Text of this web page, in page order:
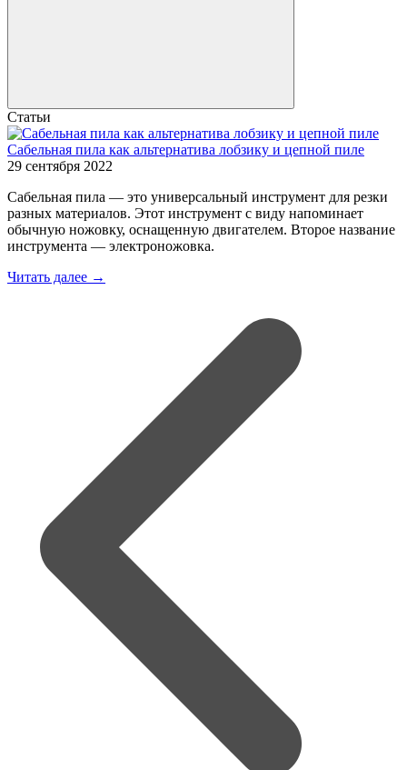
Статьи
Сабельная пила как альтернатива лобзику и цепной пиле
29 сентября 2022
Сабельная пила — это универсальный инструмент для резки
разных материалов. Этот инструмент с виду напоминает
обычную ножовку, оснащенную двигателем. Второе название
инструмента — электроножовка.
Читать далее →